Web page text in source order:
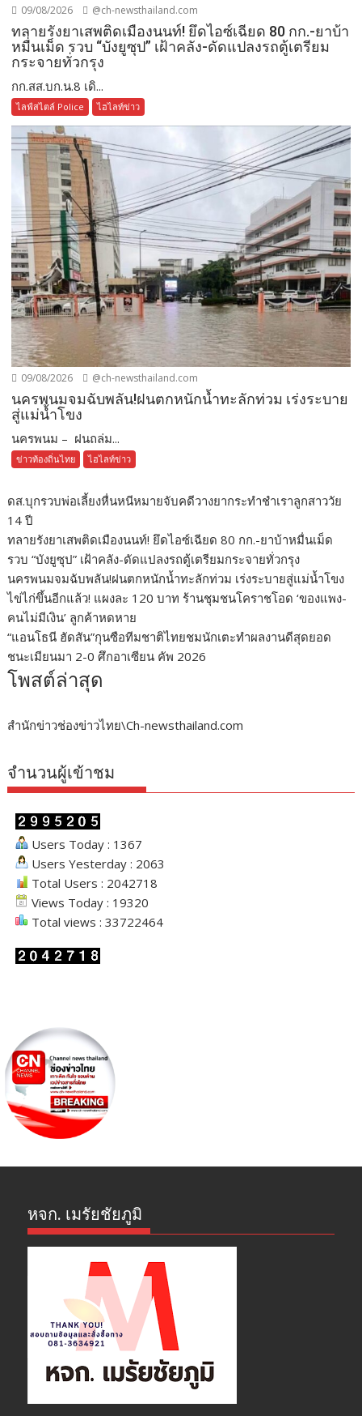
09/08/2026 @ch-newsthailand.com
ทลายรังยาเสพติดเมืองนนท์! ยึดไอซ์เฉียด 80 กก.-ยาบ้า
หมื่นเม็ด รวบ “บังยูซุป” เฝ้าคลัง-ดัดแปลงรถตู้เตรียม
กระจายทั่วกรุง
กก.สส.บก.น.8 เดิ...
ไลฟ์สไตล์ Police ไฮไลท์ข่าว
09/08/2026 @ch-newsthailand.com
นครพนมจมฉับพลัน!ฝนตกหนักน้ำทะลักท่วม เร่งระบาย
สู่แม่น้ำโขง
นครพนม – ฝนถล่ม...
ข่าวท้องถิ่นไทย ไฮไลท์ข่าว
ดส.บุกรวบพ่อเลี้ยงหื่นหนีหมายจับคดีวางยากระทำชำเราลูกสาววัย
14 ปี
ทลายรังยาเสพติดเมืองนนท์! ยึดไอซ์เฉียด 80 กก.-ยาบ้าหมื่นเม็ด
รวบ “บังยูซุป” เฝ้าคลัง-ดัดแปลงรถตู้เตรียมกระจายทั่วกรุง
นครพนมจมฉับพลัน!ฝนตกหนักน้ำทะลักท่วม เร่งระบายสู่แม่น้ำโขง
ไข่ไก่ขึ้นอีกแล้ว! แผงละ 120 บาท ร้านชุมชนโคราชโอด ‘ของแพง-
คนไม่มีเงิน’ ลูกค้าหดหาย
“แอนโธนี ฮัดสัน”กุนซือทีมชาติไทยชมนักเตะทำผลงานดีสุดยอด
ชนะเมียนมา 2-0 ศึกอาเซียน คัพ 2026
โพสต์ล่าสุด
สำนักข่าวช่องข่าวไทย\Ch-newsthailand.com
จำนวนผู้เข้าชม
Users Today : 1367
Users Yesterday : 2063
Total Users : 2042718
Views Today : 19320
Total views : 33722464
หจก. เมรัยชัยภูมิ